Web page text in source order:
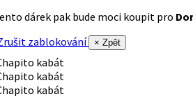
dárek pak bude moci koupit pro
zablokování
× Zpět